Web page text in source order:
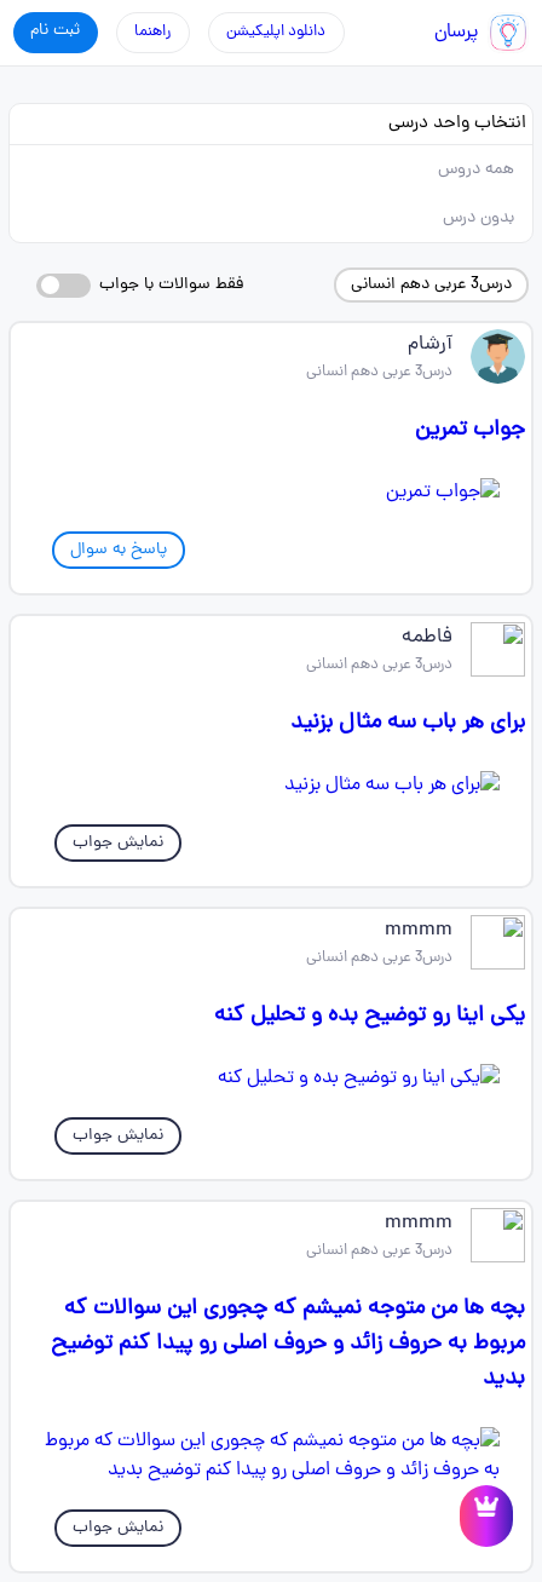
پرسان ثبت نام راهنما دانلود اپلیکیشن
انتخاب واحد درسی
همه دروس
بدون درس
درس3 عربی دهم انسانی فقط سوالات با جواب
آرشام
درس3 عربی دهم انسانی
جواب تمرین
پاسخ به سوال
فاطمه
درس3 عربی دهم انسانی
برای هر باب سه مثال بزنید
نمایش جواب
mmmm
درس3 عربی دهم انسانی
یکی اینا رو توضیح بده و تحلیل کنه
نمایش جواب
mmmm
درس3 عربی دهم انسانی
بچه ها من متوجه نمیشم که چجوری این سوالات که
مربوط به حروف زائد و حروف اصلی رو پیدا کنم توضیح
بدید
نمایش جواب